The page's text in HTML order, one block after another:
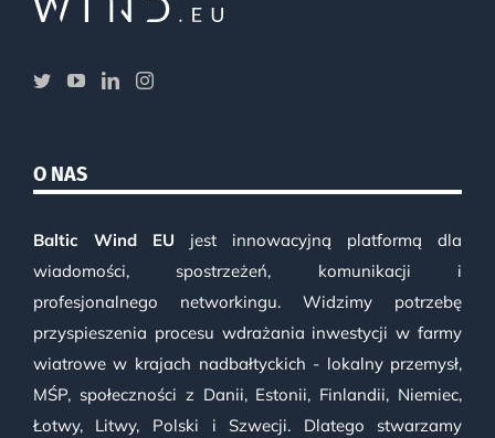
O NAS
Baltic Wind EU jest innowacyjną platformą dla
wiadomości, spostrzeżeń, komunikacji i
profesjonalnego networkingu. Widzimy potrzebę
przyspieszenia procesu wdrażania inwestycji w farmy
wiatrowe w krajach nadbałtyckich - lokalny przemysł,
MŚP, społeczności z Danii, Estonii, Finlandii, Niemiec,
Łotwy, Litwy, Polski i Szwecji. Dlatego stwarzamy